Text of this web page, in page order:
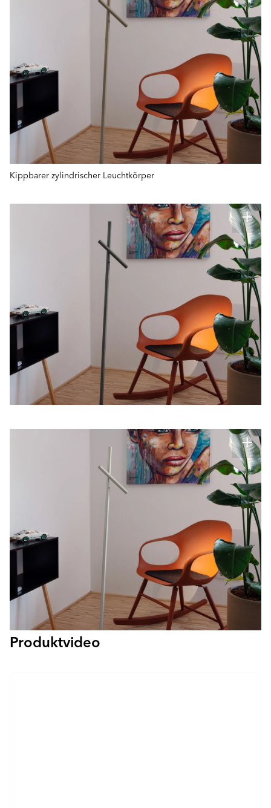
Kippbarer zylindrischer Leuchtkörper
Produktvideo